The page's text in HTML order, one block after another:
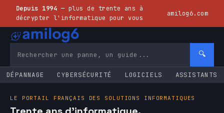
Depuis 1994 — plus de trente ans à
décrypter l'informatique pour vous
amilog6.com
🔍
DÉPANNAGE CYBERSÉCURITÉ LOGICIELS ASSISTANTS
LE PORTAIL FRANÇAIS DES SOLUTIONS INFORMATIQUES